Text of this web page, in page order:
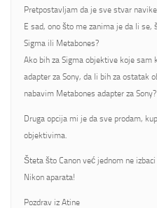
Pretpostavljam da je sve stvar
E sad, ono što me zanima je da li
Sigma ili Metabones?
Ako bih za Sigma objektive koje sam
adapter za Sony, da li bih za ostatak
nabavim Metabones adapter za Sony?
Druga opcija mi je da sve prodam,
objektivima.
Šteta što Canon već jednom ne
Nikon aparata!
Pozdrav iz Atine